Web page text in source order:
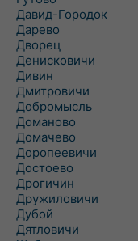
Давид-Городок
Дарево
Дворец
Денисковичи
Дивин
Дмитровичи
Добромысль
Доманово
Домачево
Доропеевичи
Достоево
Дрогичин
Дружиловичи
Дубой
Дятловичи